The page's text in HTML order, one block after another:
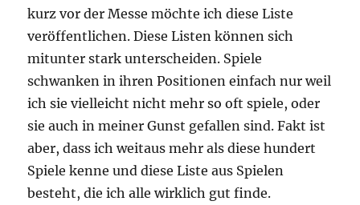
kurz vor der Messe möchte ich diese Liste
veröffentlichen. Diese Listen können sich
mitunter stark unterscheiden. Spiele
schwanken in ihren Positionen einfach nur weil
ich sie vielleicht nicht mehr so oft spiele, oder
sie auch in meiner Gunst gefallen sind. Fakt ist
aber, dass ich weitaus mehr als diese hundert
Spiele kenne und diese Liste aus Spielen
besteht, die ich alle wirklich gut finde.